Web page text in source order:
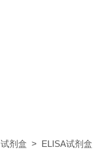
试剂盒 > ELISA试剂盒